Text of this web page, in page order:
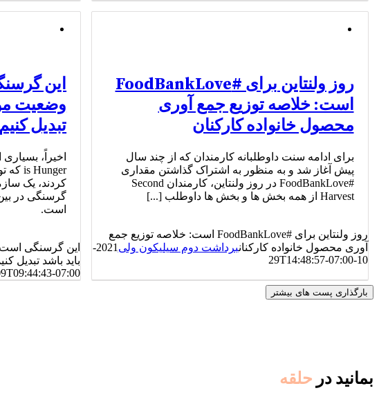
روز ولنتاین برای #FoodBankLove
است: خلاصه توزیع جمع آوری
محصول خانواده کارکنان
برای ادامه سنت داوطلبانه کارمندان که از چند سال
پیش آغاز شد و به منظور به اشتراک گذاشتن مقداری
#FoodBankLove در روز ولنتاین، کارمندان Second
Harvest از همه بخش ها و بخش ها داوطلب [...]
روز ولنتاین برای #FoodBankLove است: خلاصه توزیع جمع
آوری محصول خانواده کارکنانبرداشت دوم سیلیکون ولی
2021-
10-29T14:48:57-07:00
این
وضعیت
تبدیل کنیم
کردند، یک
گرسنگی در بین
است.
این گرسنگی
باید باشد تبدیل
07:00
بارگذاری پست های بیشتر
بمانید در حلقه